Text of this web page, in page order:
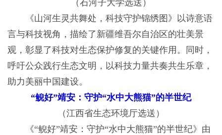
（石河子大学选送）
《山河生灵共舞处，科技守护锦绣图》以诗意语
言与科技视角，描绘了新疆维吾尔自治区的壮美景
观，彰显了科技对生态保护修复的关键作用。同时，
呼吁公众践行生态文明，以科技力量共奏共生乐章，
助力美丽中国建设。
“鲵好”靖安：守护“水中大熊猫”的半世纪
（江西省生态环境厅选送）
《“鲵好”靖安：守护“水中大熊猫”的半世纪》由